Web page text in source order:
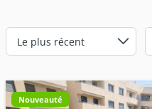
Nouveauté